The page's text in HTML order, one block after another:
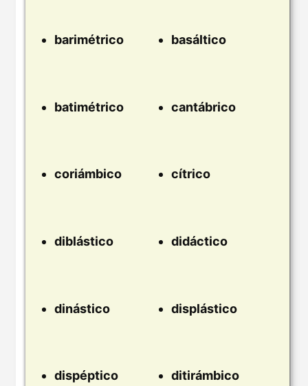
barimétrico basáltico
batimétrico cantábrico
coriámbico cítrico
diblástico didáctico
dinástico displástico
dispéptico ditirámbico